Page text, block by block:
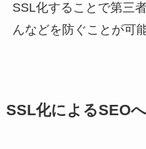
SSL化することで第三
んなどを防ぐことが可
SSL化によるSEO